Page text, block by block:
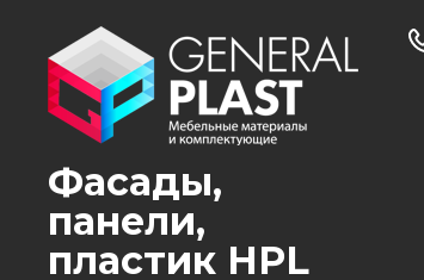
Фасады,
панели,
пластик HPL